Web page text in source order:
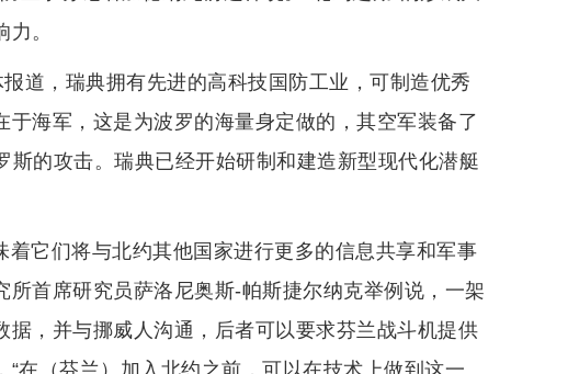
。
道，瑞典拥有先进的高科技国防工业，可制造优秀
海军，这是为波罗的海量身定做的，其空军装备了
斯的攻击。瑞典已经开始研制和建造新型现代化潜艇
它们将与北约其他国家进行更多的信息共享和军事
首席研究员萨洛尼奥斯-帕斯捷尔纳克举例说，一架
，并与挪威人沟通，后者可以要求芬兰战斗机提供
在（芬兰）加入北约之前，可以在技术上做到这一